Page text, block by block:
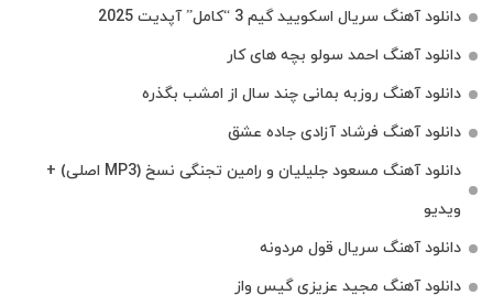
دانلود آهنگ سریال اسکویید گیم 3 “کامل” آپدیت 2025
دانلود آهنگ احمد سولو بچه های کار
دانلود آهنگ روزبه بمانی چند سال از امشب بگذره
دانلود آهنگ فرشاد آزادی جاده عشق
دانلود آهنگ مسعود جلیلیان و رامین تجنگی نسخ (MP3 اصلی) +
ویدیو
دانلود آهنگ سریال قول مردونه
دانلود آهنگ مجید عزیزی گیس واز